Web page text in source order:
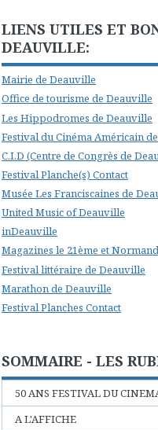
LIENS UTILES ET
DEAUVILLE:
Mairie de Deauville
Office de tourisme de Deauville
Les Hippodromes de Deauville
Festival du Cinéma Américain
C.I.D (Centre de Congrès de
Festival Planche(s) Contact
Musée Les Franciscaines de
United Music of Deauville
inDeauville
Magazines le 21ème et
Festival littéraire de Deauville
Marathon de Deauville
Festival Planches Contact
SOMMAIRE - LES
50 ANS FESTIVAL DU
A L'AFFICHE